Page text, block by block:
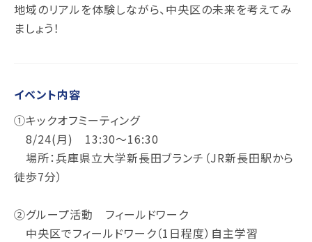
地域のリアルを体験しながら、中央区の未来を考えてみ
ましょう！
イベント内容
①キックオフミーティング
8/24(月) 13:30～16:30
場所：兵庫県立大学新長田ブランチ（JR新長田駅から
徒歩7分）
②グループ活動 フィールドワーク
中央区でフィールドワーク（1日程度）自主学習